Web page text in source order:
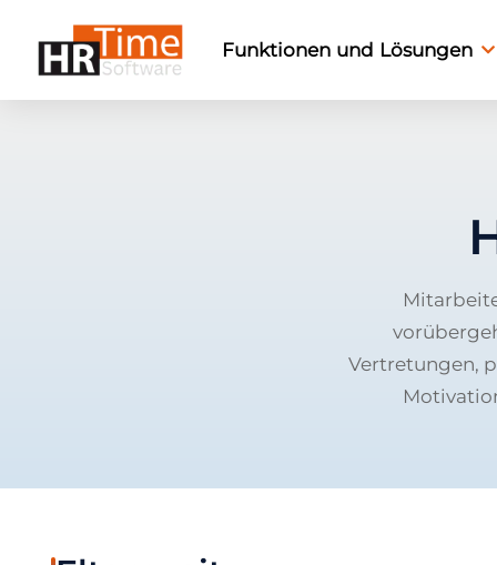
Funktionen und Lösungen
Vertretungen,